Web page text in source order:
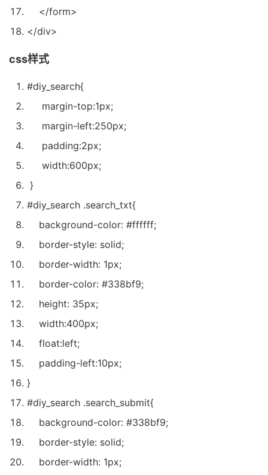
</form>
</div>
css样式
#diy_search{
margin-top:1px;
margin-left:250px;
padding:2px;
width:600px;
}
#diy_search .search_txt{
background-color: #ffffff;
border-style: solid;
border-width: 1px;
border-color: #338bf9;
height: 35px;
width:400px;
float:left;
padding-left:10px;
}
#diy_search .search_submit{
background-color: #338bf9;
border-style: solid;
border-width: 1px;